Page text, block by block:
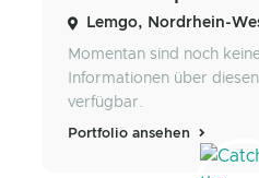
Lemgo, Nordrhein-
Momentan sind noch
Informationen über
verfügbar.
Portfolio ansehen